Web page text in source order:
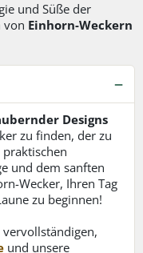
und Süße der
von Einhorn-Weckern
Designs
zu finden, der zu
und dem sanften
Wecker, Ihren Tag
zu beginnen!
und unsere